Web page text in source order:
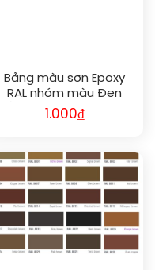
Bảng màu sơn Epoxy
RAL nhóm màu Đen
Trắng mới nhất | Chuẩn
màu quốc tế, bền đẹp
công nghiệp
1.000₫